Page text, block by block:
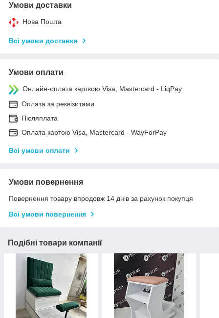
Умови доставки
Нова Пошта
Всі умови доставки
Умови оплати
Онлайн-оплата карткою Visa, Mastercard - LiqPay
Оплата за реквізитами
Післяплата
Оплата картою Visa, Mastercard - WayForPay
Всі умови оплати
Умови повернення
Повернення товару впродовж 14 днів за рахунок покупця
Всі умови повернення
Подібні товари компанії